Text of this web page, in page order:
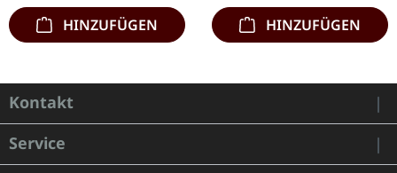
HINZUFÜGEN HINZUFÜGEN
Kontakt
Service